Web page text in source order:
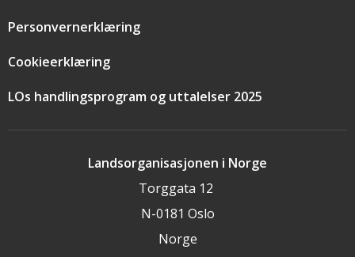
Landsorganisasjonen i Norge
Torggata 12
N-0181 Oslo
Norge
Personvernerklæring
Cookieerklæring
LOs handlingsprogram og uttalelser 2025